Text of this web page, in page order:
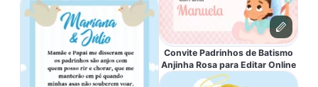
Convite Padrinhos de Batismo
Anjinha Rosa para Editar Online